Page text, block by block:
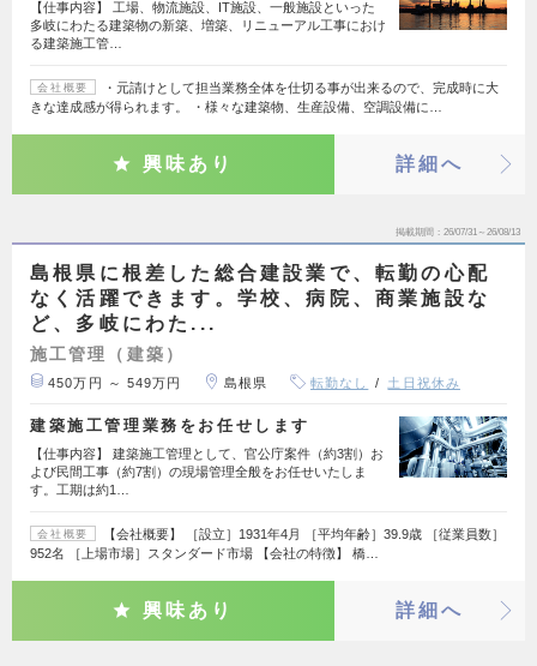
【仕事内容】 工場、物流施設、IT施設、一般施設といった
多岐にわたる建築物の新築、増築、リニューアル工事におけ
る建築施工管…
会社概要
・元請けとして担当業務全体を仕切る事が出来るので、完成時に大
きな達成感が得られます。 ・様々な建築物、生産設備、空調設備に…
興味あり 詳細へ
掲載期間 26/07/31～26/08/13
島根県に根差した総合建設業で、転勤の心配
なく活躍できます。学校、病院、商業施設な
ど、多岐にわた...
施工管理（建築）
450万円 ～ 549万円 島根県 転勤なし 土日祝休み
建築施工管理業務をお任せします
【仕事内容】 建築施工管理として、官公庁案件（約3割）お
よび民間工事（約7割）の現場管理全般をお任せいたしま
す。工期は約1…
会社概要
【会社概要】 ［設立］1931年4月 ［平均年齢］39.9歳 ［従業員数］
952名 ［上場市場］スタンダード市場 【会社の特徴】 橋…
興味あり 詳細へ